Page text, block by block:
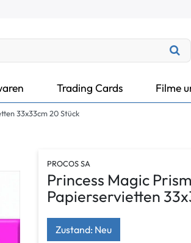
Trading Cards Filme
33x33cm 20 Stück
PROCOS SA
Princess Magic
Papierservietten
Zustand: Neu